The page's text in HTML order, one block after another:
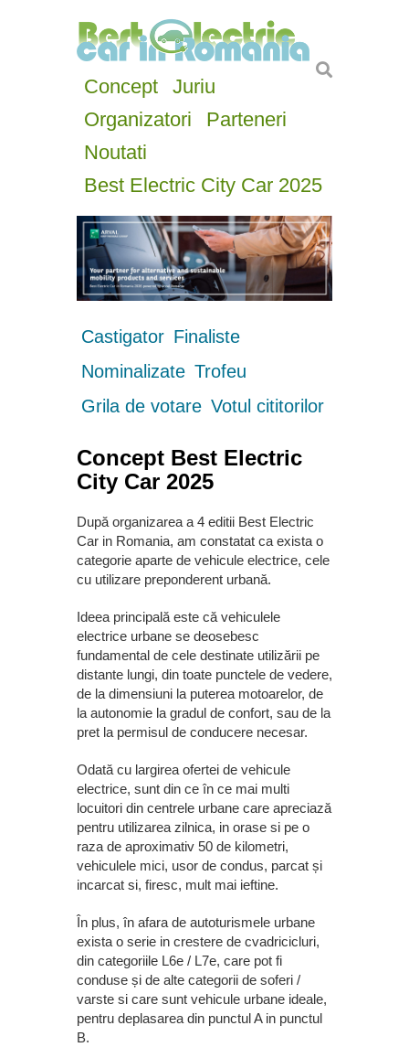
Concept
Juriu
Organizatori
Parteneri
Noutati
Best Electric City Car 2025
Castigator Finaliste
Nominalizate Trofeu
Grila de votare Votul cititorilor
Concept Best Electric
City Car 2025
După organizarea a 4 editii Best Electric
Car in Romania, am constatat ca exista o
categorie aparte de vehicule electrice, cele
cu utilizare preponderent urbană.
Ideea principală este că vehiculele
electrice urbane se deosebesc
fundamental de cele destinate utilizării pe
distante lungi, din toate punctele de vedere,
de la dimensiuni la puterea motoarelor, de
la autonomie la gradul de confort, sau de la
pret la permisul de conducere necesar.
Odată cu largirea ofertei de vehicule
electrice, sunt din ce în ce mai multi
locuitori din centrele urbane care apreciază
pentru utilizarea zilnica, in orase si pe o
raza de aproximativ 50 de kilometri,
vehiculele mici, usor de condus, parcat și
incarcat si, firesc, mult mai ieftine.
În plus, în afara de autoturismele urbane
exista o serie in crestere de cvadricicluri,
din categoriile L6e / L7e, care pot fi
conduse și de alte categorii de soferi /
varste si care sunt vehicule urbane ideale,
pentru deplasarea din punctul A in punctul
B.